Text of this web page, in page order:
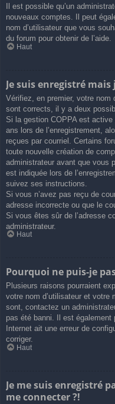
Il est possible qu’un
nouveaux comptes. Il peut
nom d’utilisateur que vous
du forum pour obtenir de l’aide.
Haut
Je suis enregistré
Vérifiez, en premier, votre nom
sont corrects, il y a deux
Si la gestion COPPA est
ans lors de l’enregistrement,
reçues par courriel. Certains
toute nouvelle création de
administrateur avant que vous
est indiquée lors de
suivez ses instructions.
Si vous n’avez pas reçu de
adresse incorrecte ou que le
Si vous êtes sûr de l’adresse
administrateur.
Haut
Pourquoi ne puis-je
Plusieurs raisons pourraient
votre nom d’utilisateur et votre
sont, contactez un
pas été banni. Il est
Internet ait une erreur de
corriger.
Haut
Je me suis enregistré
me connecter ?!